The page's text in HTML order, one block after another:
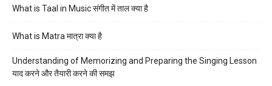
What is Taal in Music संगीत में ताल क्या है
What is Matra मात्रा क्या है
Understanding of Memorizing and Preparing the Singing Lesson
याद करने और तैयारी करने की समझ